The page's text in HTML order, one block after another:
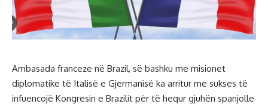
Ambasada franceze në Brazil, së bashku me misionet
diplomatike të Italisë e Gjermanisë ka arritur me sukses të
infuencojë Kongresin e Brazilit për të hequr gjuhën spanjolle